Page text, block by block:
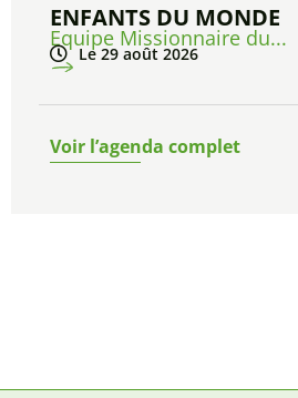
ENFANTS DU MONDE
Equipe Missionnaire du...
Le 29 août 2026
Voir l’agenda complet